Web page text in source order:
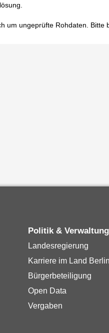
um ungeprüfte Rohdaten. Bitte
Politik & Verwaltung
Landesregierung
Karriere im Land Berlin
Bürgerbeteiligung
Open Data
Vergaben